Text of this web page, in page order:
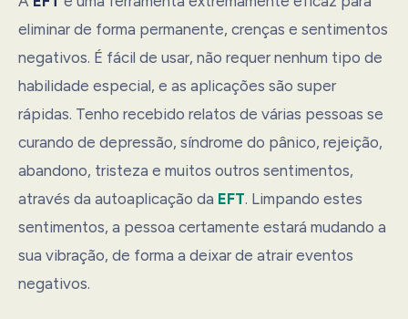
eliminar de forma permanente, crenças e sentimentos
negativos. É fácil de usar, não requer nenhum tipo de
habilidade especial, e as aplicações são super
rápidas. Tenho recebido relatos de várias pessoas se
curando de depressão, síndrome do pânico, rejeição,
abandono, tristeza e muitos outros sentimentos,
através da autoaplicação da EFT. Limpando estes
sentimentos, a pessoa certamente estará mudando a
sua vibração, de forma a deixar de atrair eventos
negativos.